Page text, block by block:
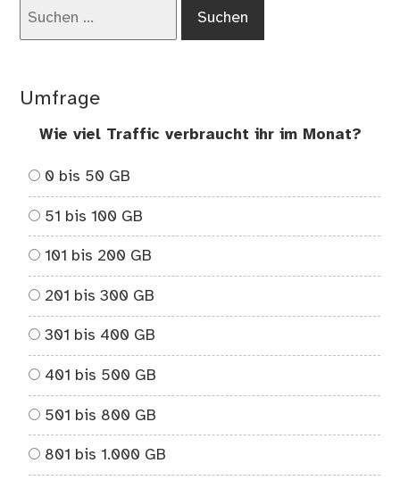
Umfrage
Wie viel Traffic verbraucht ihr im Monat?
0 bis 50 GB
51 bis 100 GB
101 bis 200 GB
201 bis 300 GB
301 bis 400 GB
401 bis 500 GB
501 bis 800 GB
801 bis 1.000 GB